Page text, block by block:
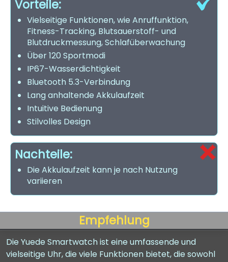
Vorteile:
Vielseitige Funktionen, wie Anruffunktion,
Fitness-Tracking, Blutsauerstoff- und
Blutdruckmessung, Schlafüberwachung
Über 120 Sportmodi
IP67-Wasserdichtigkeit
Bluetooth 5.3-Verbindung
Lang anhaltende Akkulaufzeit
Intuitive Bedienung
Stilvolles Design
Nachteile:
Die Akkulaufzeit kann je nach Nutzung
variieren
Empfehlung
Die Yuede Smartwatch ist eine umfassende und
vielseitige Uhr, die viele Funktionen bietet, die sowohl